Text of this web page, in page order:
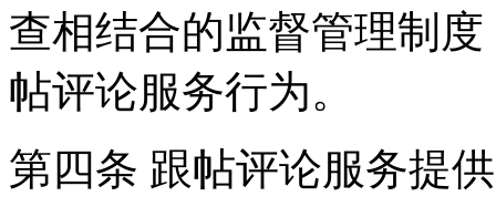
查相结合的监督管理制
帖评论服务行为。
第四条 跟帖评论服务提